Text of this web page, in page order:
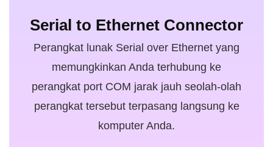
Serial to Ethernet Connector
Perangkat lunak Serial over Ethernet yang
memungkinkan Anda terhubung ke
perangkat port COM jarak jauh seolah-olah
perangkat tersebut terpasang langsung ke
komputer Anda.